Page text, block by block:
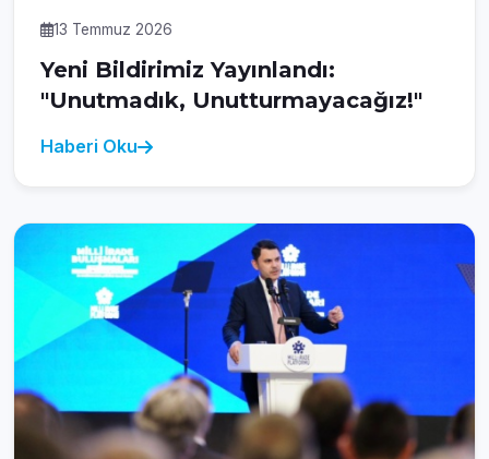
13 Temmuz 2026
Yeni Bildirimiz Yayınlandı:
"Unutmadık, Unutturmayacağız!"
Haberi Oku